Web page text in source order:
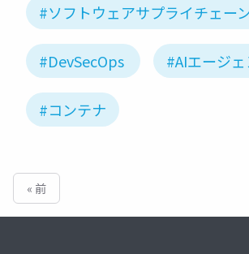
#ソフトウェアサプライチェー
#DevSecOps #AIエージェ
#コンテナ
« 前